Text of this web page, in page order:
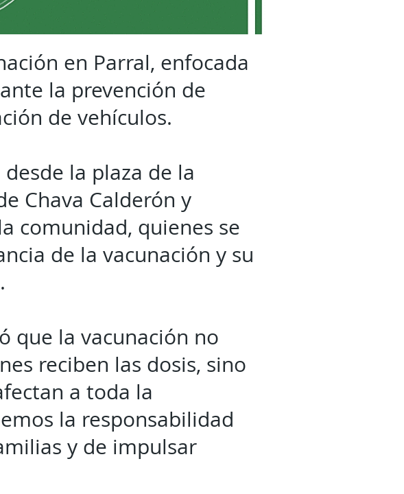
en Parral, enfocada
la prevención de
de vehículos.
la plaza de la
Chava Calderón y
comunidad, quienes se
de la vacunación y su
que la vacunación no
reciben las dosis, sino
a toda la
la responsabilidad
y de impulsar